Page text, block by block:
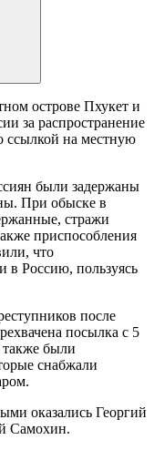
острове Пхукет и
за распространение
ссылкой на местную
были задержаны
При обыске в
стражи
приспособления
что
в Россию, пользуясь
после
посылка с 5
также были
снабжали
оказались Георгий
Самохин.